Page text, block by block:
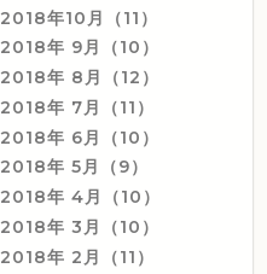
2018年10月（11）
2018年 9月（10）
2018年 8月（12）
2018年 7月（11）
2018年 6月（10）
2018年 5月（9）
2018年 4月（10）
2018年 3月（10）
2018年 2月（11）